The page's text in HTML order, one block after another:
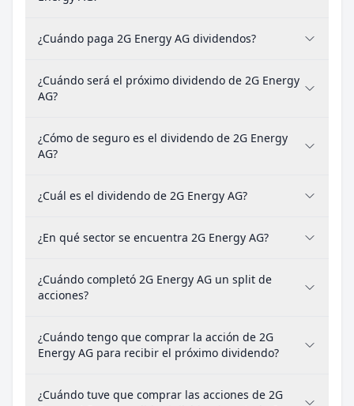
¿Cuándo paga 2G Energy AG dividendos?
¿Cuándo será el próximo dividendo de 2G Energy
AG?
¿Cómo de seguro es el dividendo de 2G Energy
AG?
¿Cuál es el dividendo de 2G Energy AG?
¿En qué sector se encuentra 2G Energy AG?
¿Cuándo completó 2G Energy AG un split de
acciones?
¿Cuándo tengo que comprar la acción de 2G
Energy AG para recibir el próximo dividendo?
¿Cuándo tuve que comprar las acciones de 2G